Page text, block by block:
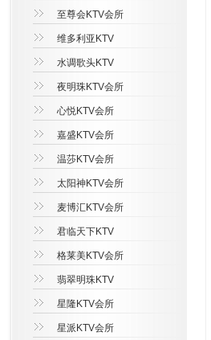
至尊会KTV会所
维多利亚KTV
水调歌头KTV
夜明珠KTV会所
心悦KTV会所
嘉盛KTV会所
温莎KTV会所
太阳神KTV会所
麦博汇KTV会所
君临天下KTV
格莱美KTV会所
翡翠明珠KTV
星隆KTV会所
星派KTV会所